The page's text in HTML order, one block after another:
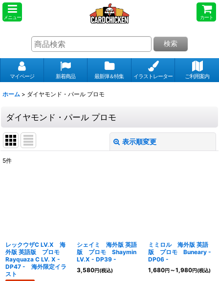
メニュー カート
検索
マイページ 新着商品 最新弾＆特集 イラストレーター ご利用案内
ホーム > ダイヤモンド・パール プロモ
ダイヤモンド・パール プロモ
表示順変更
5件
レックウザC LV.X 海
外版 英語版 プロモ
Rayquaza C LV. X -
DP47 - 海外限定イラ
スト
シェイミ 海外版 英語
版 プロモ Shaymin
LV.X - DP39 -
3,580円(税込)
ミミロル 海外版 英語
版 プロモ Buneary -
DP06 -
1,680円～1,980円(税込)